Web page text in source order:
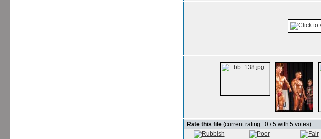
Rate this file (current rating : 0 / 5 with 5 votes)